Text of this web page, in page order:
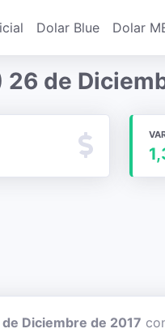
Dolar Blue Dolar
26 de
Diciembre de 2017